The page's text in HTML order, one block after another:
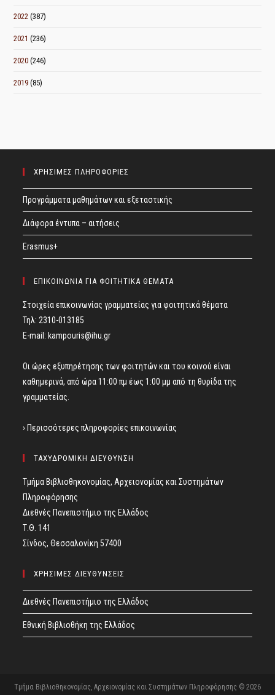
2022 (387)
2021 (236)
2020 (246)
2019 (85)
ΧΡΗΣΙΜΕΣ ΠΛΗΡΟΦΟΡΙΕΣ
Προγράμματα μαθημάτων και εξεταστικής
Διάφορα έντυπα – αιτήσεις
Erasmus+
ΕΠΙΚΟΙΝΩΝΙΑ ΓΙΑ ΦΟΙΤΗΤΙΚΑ ΘΕΜΑΤΑ
Στοιχεία επικοινωνίας γραμματείας για φοιτητικά θέματα
Τηλ: 2310-013185
E-mail: kampouris@ihu.gr
Οι ώρες εξυπηρέτησης των φοιτητών και του κοινού είναι
καθημερινά, από ώρα 11:00 πμ έως 1:00 μμ από τη θυρίδα της
γραμματείας.
› Περισσότερες πληροφορίες επικοινωνίας
ΤΑΧΥΔΡΟΜΙΚΗ ΔΙΕΥΘΥΝΣΗ
Τμήμα Βιβλιοθηκονομίας, Αρχειονομίας και Συστημάτων
Πληροφόρησης
Διεθνές Πανεπιστήμιο της Ελλάδος
Τ.Θ. 141
Σίνδος, Θεσσαλονίκη 57400
ΧΡΗΣΙΜΕΣ ΔΙΕΥΘΥΝΣΕΙΣ
Διεθνές Πανεπιστήμιο της Ελλάδος
Εθνική Βιβλιοθήκη της Ελλάδος
Τμήμα Βιβλιοθηκονομίας, Αρχειονομίας και Συστημάτων Πληροφόρησης © 2026